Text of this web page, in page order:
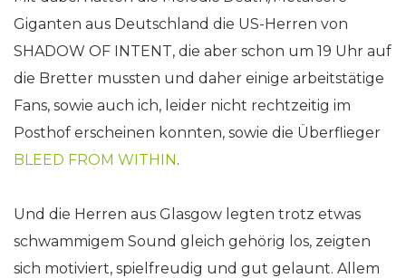
Giganten aus Deutschland die US-Herren von
SHADOW OF INTENT, die aber schon um 19 Uhr auf
die Bretter mussten und daher einige arbeitstätige
Fans, sowie auch ich, leider nicht rechtzeitig im
Posthof erscheinen konnten, sowie die Überflieger
BLEED FROM WITHIN.
Und die Herren aus Glasgow legten trotz etwas
schwammigem Sound gleich gehörig los, zeigten
sich motiviert, spielfreudig und gut gelaunt. Allem